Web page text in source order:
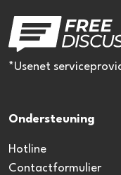
*Usenet
Ondersteuning
Hotline
Contactformulier